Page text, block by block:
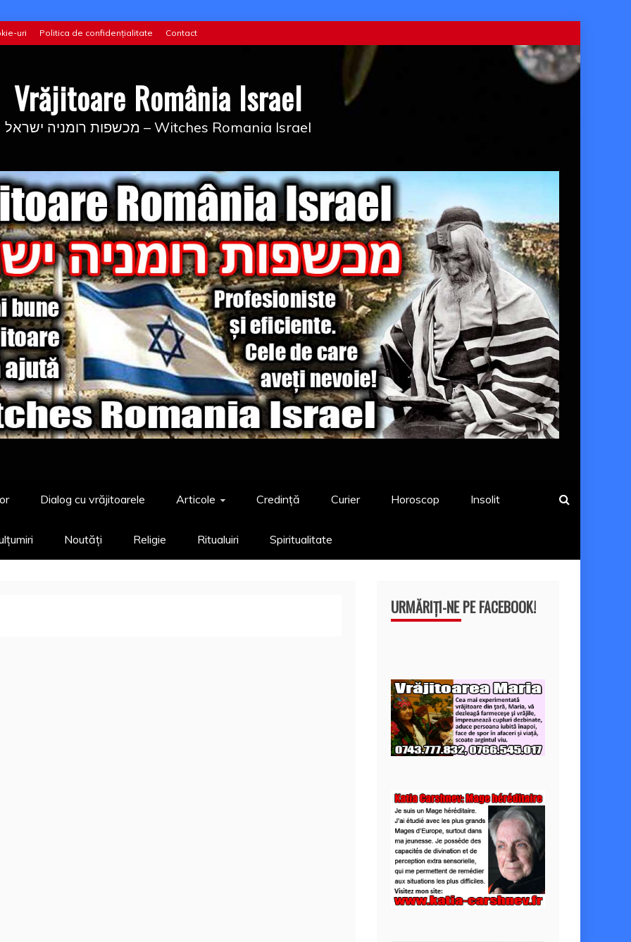
uri Politica de confidențialitate Contact
Vrăjitoare România Israel
מכשפות רומניה ישראל – Witches Romania Israel
Dialog cu vrăjitoarele Articole Credință Curier Horoscop Insolit
Noutăți Religie Ritualuiri Spiritualitate
URMĂRIȚI-NE PE FACEBOOK!